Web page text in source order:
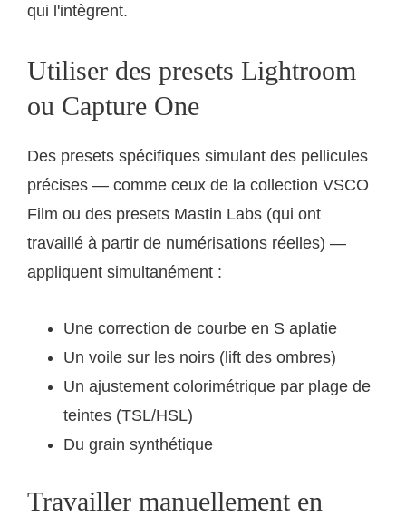
qui l'intègrent.
Utiliser des presets Lightroom
ou Capture One
Des presets spécifiques simulant des pellicules
précises — comme ceux de la collection VSCO
Film ou des presets Mastin Labs (qui ont
travaillé à partir de numérisations réelles) —
appliquent simultanément :
Une correction de courbe en S aplatie
Un voile sur les noirs (lift des ombres)
Un ajustement colorimétrique par plage de
teintes (TSL/HSL)
Du grain synthétique
Travailler manuellement en